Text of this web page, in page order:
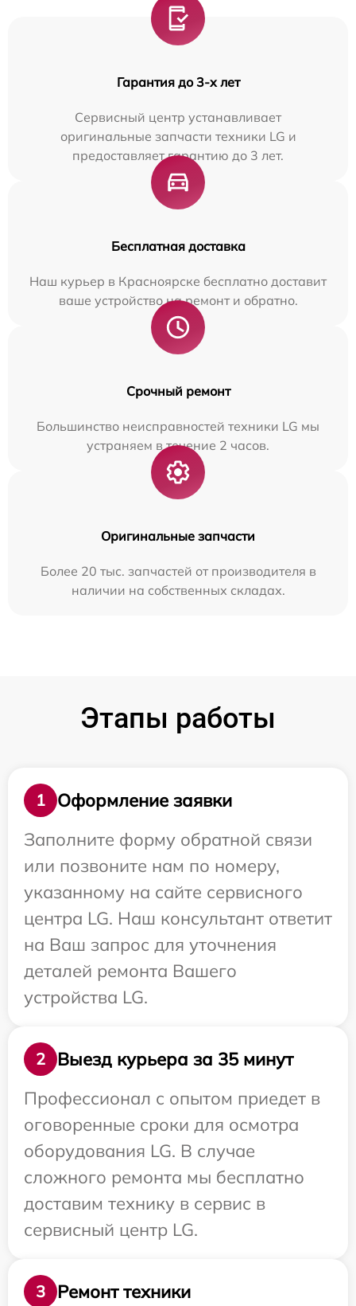
Гарантия до 3-х лет
Сервисный центр устанавливает
оригинальные запчасти техники LG и
предоставляет гарантию до 3 лет.
Бесплатная доставка
Наш курьер в Красноярске бесплатно доставит
ваше устройство на ремонт и обратно.
Срочный ремонт
Большинство неисправностей техники LG мы
устраняем в течение 2 часов.
Оригинальные запчасти
Более 20 тыс. запчастей от производителя в
наличии на собственных складах.
Этапы работы
1
Оформление заявки
Заполните форму обратной связи
или позвоните нам по номеру,
указанному на сайте сервисного
центра LG. Наш консультант ответит
на Ваш запрос для уточнения
деталей ремонта Вашего
устройства LG.
2
Выезд курьера за 35 минут
Профессионал с опытом приедет в
оговоренные сроки для осмотра
оборудования LG. В случае
сложного ремонта мы бесплатно
доставим технику в сервис в
сервисный центр LG.
3 Ремонт техники